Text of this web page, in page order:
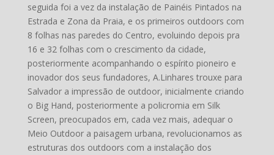
seguida foi a vez da instalação de Painéis Pintados na
Estrada e Zona da Praia, e os primeiros outdoors com
8 folhas nas paredes do Centro, evoluindo depois pra
16 e 32 folhas com o crescimento da cidade,
posteriormente acompanhando o espírito pioneiro e
inovador dos seus fundadores, A.Linhares trouxe para
Salvador a impressão de outdoor, inicialmente criando
o Big Hand, posteriormente a policromia em Silk
Screen, preocupados em, cada vez mais, adequar o
Meio Outdoor a paisagem urbana, revolucionamos as
estruturas dos outdoors com a instalação dos